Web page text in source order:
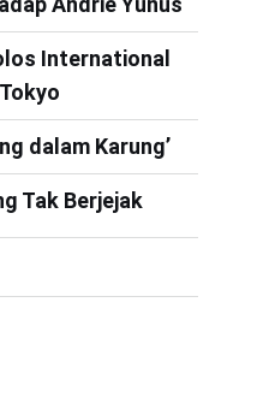
International
dalam Karung’
Tak Berjejak